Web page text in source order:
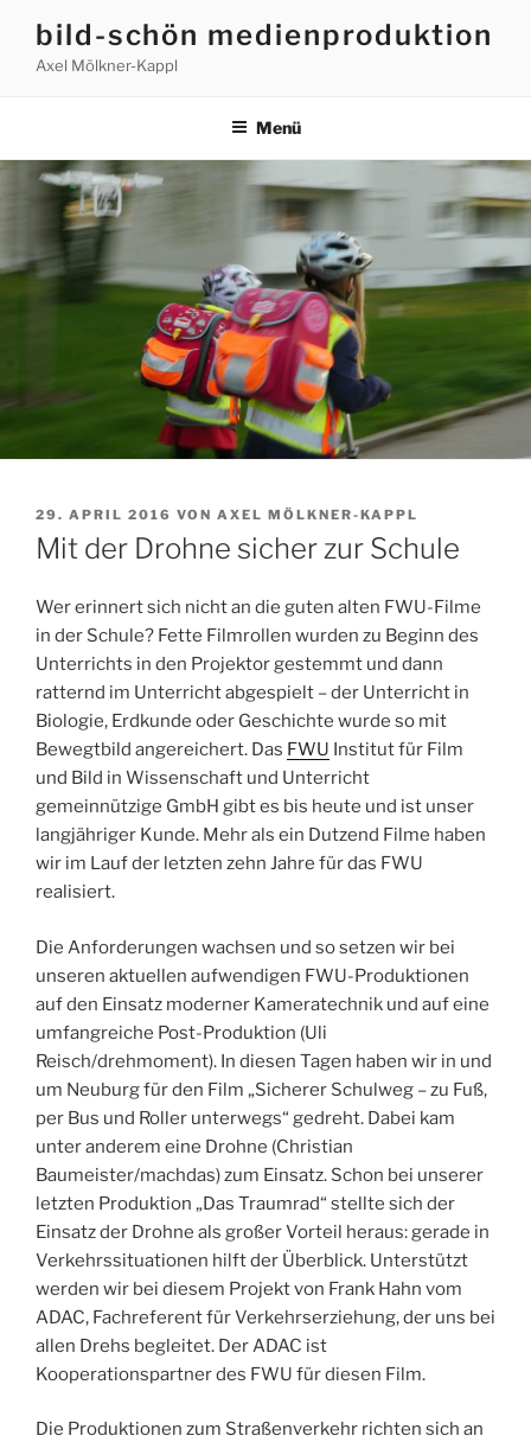
Inhalt
springen
bild-schön medienproduktion
Axel Mölkner-Kappl
Menü
VERÖFFENTLICHT
AM
29. APRIL 2016 VON AXEL MÖLKNER-KAPPL
Mit der Drohne sicher zur Schule
Wer erinnert sich nicht an die guten alten FWU-Filme
in der Schule? Fette Filmrollen wurden zu Beginn des
Unterrichts in den Projektor gestemmt und dann
ratternd im Unterricht abgespielt – der Unterricht in
Biologie, Erdkunde oder Geschichte wurde so mit
Bewegtbild angereichert. Das FWU Institut für Film
und Bild in Wissenschaft und Unterricht
gemeinnützige GmbH gibt es bis heute und ist unser
langjähriger Kunde. Mehr als ein Dutzend Filme haben
wir im Lauf der letzten zehn Jahre für das FWU
realisiert.
Die Anforderungen wachsen und so setzen wir bei
unseren aktuellen aufwendigen FWU-Produktionen
auf den Einsatz moderner Kameratechnik und auf eine
umfangreiche Post-Produktion (Uli
Reisch/drehmoment). In diesen Tagen haben wir in und
um Neuburg für den Film „Sicherer Schulweg – zu Fuß,
per Bus und Roller unterwegs“ gedreht. Dabei kam
unter anderem eine Drohne (Christian
Baumeister/machdas) zum Einsatz. Schon bei unserer
letzten Produktion „Das Traumrad“ stellte sich der
Einsatz der Drohne als großer Vorteil heraus: gerade in
Verkehrssituationen hilft der Überblick. Unterstützt
werden wir bei diesem Projekt von Frank Hahn vom
ADAC, Fachreferent für Verkehrserziehung, der uns bei
allen Drehs begleitet. Der ADAC ist
Kooperationspartner des FWU für diesen Film.
Die Produktionen zum Straßenverkehr richten sich an